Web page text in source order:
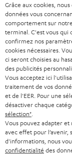
VARTA Wireless
Bank
2 en 1 : Power
prestation de 18
type C & recharge
jusqu’à 10 watts
34,99€
Grâce aux cookies,
données vous
comportement sur
terminal. C'est vous qui
confirmez nos
cookies nécessaires.
ci seront choisies au
des publicités
Vous acceptez ici
traitement de vos
et de l'EER. Pour une
désactiver chaque
sélection"
Vous pouvez adapter
avec effet pour l’avenir,
d'informations, nous
confidentialité des